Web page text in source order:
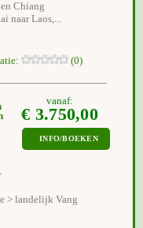
Chiang
naar Laos,...
(0)
vanaf:
€ 3.750,00
INFO/BOEKEN
> landelijk Vang